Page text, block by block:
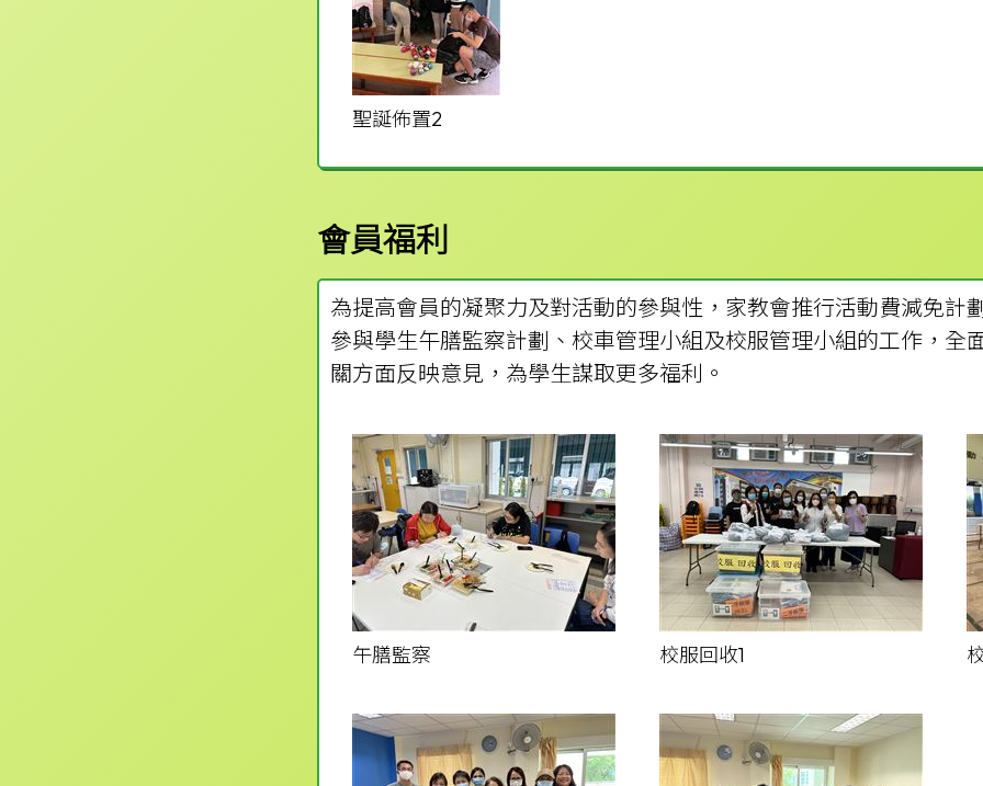
聖誕佈置2
會員福利
為提高會員的凝聚力及對活動的參與性，家教會推行活動費減免計
參與學生午膳監察計劃、校車管理小組及校服管理小組的工作，全
關方面反映意見，為學生謀取更多福利。
午膳監察 校服回收1